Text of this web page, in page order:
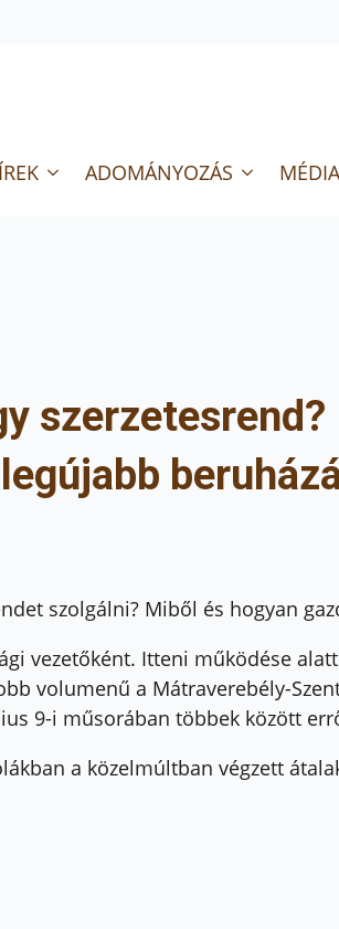
ADOMÁNYOZÁS MÉDIA
szolgálni? Miből és hogyan
vezetőként. Itteni működése
volumenű a Mátraverebély-
9-i műsorában többek között
a közelmúltban végzett